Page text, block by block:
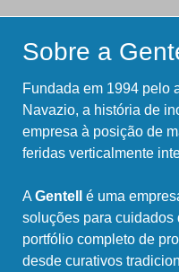
Sobre a
Fundada em 1994 pelo
Navazio, a história de
empresa à posição de
feridas verticalmente
A Gentell
é uma
soluções para cuidados
portfólio completo de
desde curativos